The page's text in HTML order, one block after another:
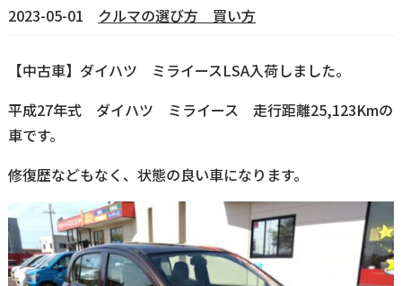
2023-05-01 クルマの選び方 買い方
【中古車】ダイハツ ミライースLSA入荷しました。
平成27年式 ダイハツ ミライース 走行距離25,123Kmの
車です。
修復歴などもなく、状態の良い車になります。